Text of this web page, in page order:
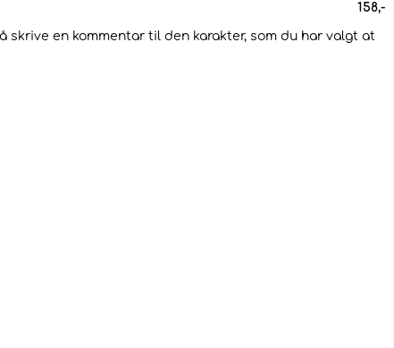
158,-
skrive en kommentar til den karakter, som du har valgt at